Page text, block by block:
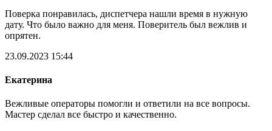
Поверка понравилась, диспетчера нашли время в нужную
дату. Что было важно для меня. Поверитель был вежлив и
опрятен.
23.09.2023 15:44
Екатерина
Вежливые операторы помогли и ответили на все вопросы.
Мастер сделал все быстро и качественно.